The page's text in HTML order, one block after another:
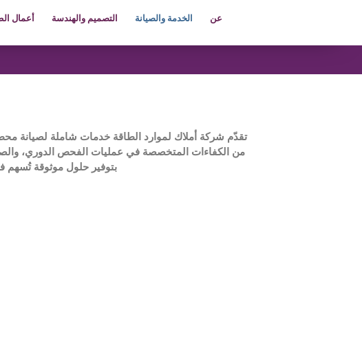
عن الخدمة والصيانة التصميم والهندسة أعمال
تقدّم شركة أملاك لموارد الطاقة خدمات شاملة لصيانة
من الكفاءات المتخصصة في عمليات الفحص الدوري،
بتوفير حلول موثوقة تُسهم